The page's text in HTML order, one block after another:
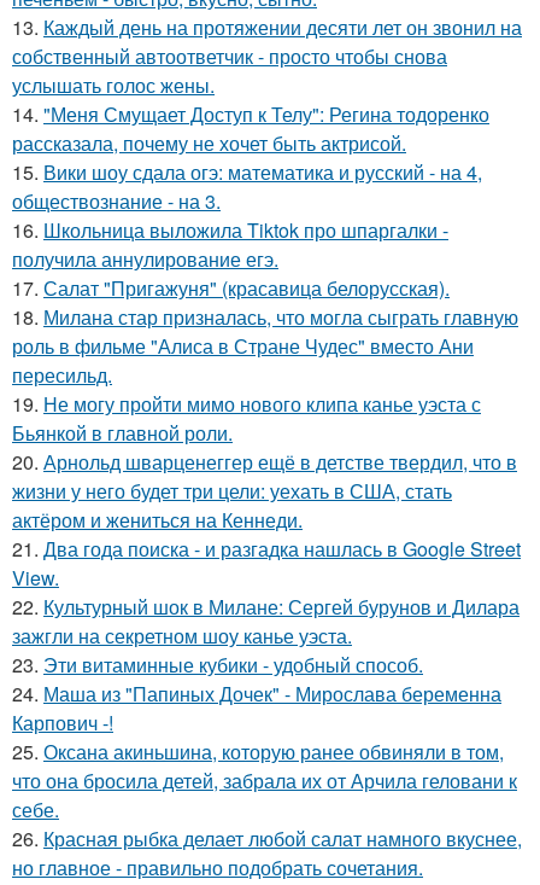
13. Каждый день на протяжении десяти лет он звонил на
собственный автоответчик - просто чтобы снова
услышать голос жены.
14. "Меня Смущает Доступ к Телу": Регина тодоренко
рассказала, почему не хочет быть актрисой.
15. Вики шоу сдала огэ: математика и русский - на 4,
обществознание - на 3.
16. Школьница выложила Tiktok про шпаргалки -
получила аннулирование егэ.
17. Салат "Пригажуня" (красавица белорусская).
18. Милана стар призналась, что могла сыграть главную
роль в фильме "Алиса в Стране Чудес" вместо Ани
пересильд.
19. Не могу пройти мимо нового клипа канье уэста с
Бьянкой в главной роли.
20. Арнольд шварценеггер ещё в детстве твердил, что в
жизни у него будет три цели: уехать в США, стать
актёром и жениться на Кеннеди.
21. Два года поиска - и разгадка нашлась в Google Street
View.
22. Культурный шок в Милане: Сергей бурунов и Дилара
зажгли на секретном шоу канье уэста.
23. Эти витаминные кубики - удобный способ.
24. Маша из "Папиных Дочек" - Мирослава беременна
Карпович -!
25. Оксана акиньшина, которую ранее обвиняли в том,
что она бросила детей, забрала их от Арчила геловани к
себе.
26. Красная рыбка делает любой салат намного вкуснее,
но главное - правильно подобрать сочетания.